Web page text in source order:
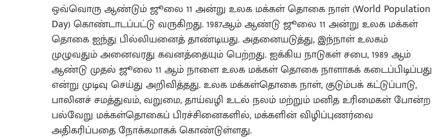
ஒவ்வொரு ஆண்டும் ஜூலை 11 அன்று உலக மக்கள் தொகை நாள் (World Population
Day) கொண்டாடப்பட்டு வருகிறது. 1987ஆம் ஆண்டு ஜூலை 11 அன்று உலக மக்கள்
தொகை ஐந்து பில்லியனைத் தாண்டியது. அதனையடுத்து, இந்நாள் உலகம்
முழுவதும் அனைவரது கவனத்தையும் பெற்றது. ஐக்கிய நாடுகள் சபை, 1989 ஆம்
ஆண்டு முதல் ஜூலை 11 ஆம் நாளை உலக மக்கள் தொகை நாளாகக் கடைப்பிடிப்பது
என்று முடிவு செய்து அறிவித்தது. உலக மக்கள்தொகை நாள், குடும்பக் கட்டுப்பாடு,
பாலினச் சமத்துவம், வறுமை, தாய்வழி உடல் நலம் மற்றும் மனித உரிமைகள் போன்ற
பல்வேறு மக்கள்தொகைப் பிரச்சினைகளில், மக்களின் விழிப்புணர்வை
அதிகரிப்பதை நோக்கமாகக் கொண்டுள்ளது.